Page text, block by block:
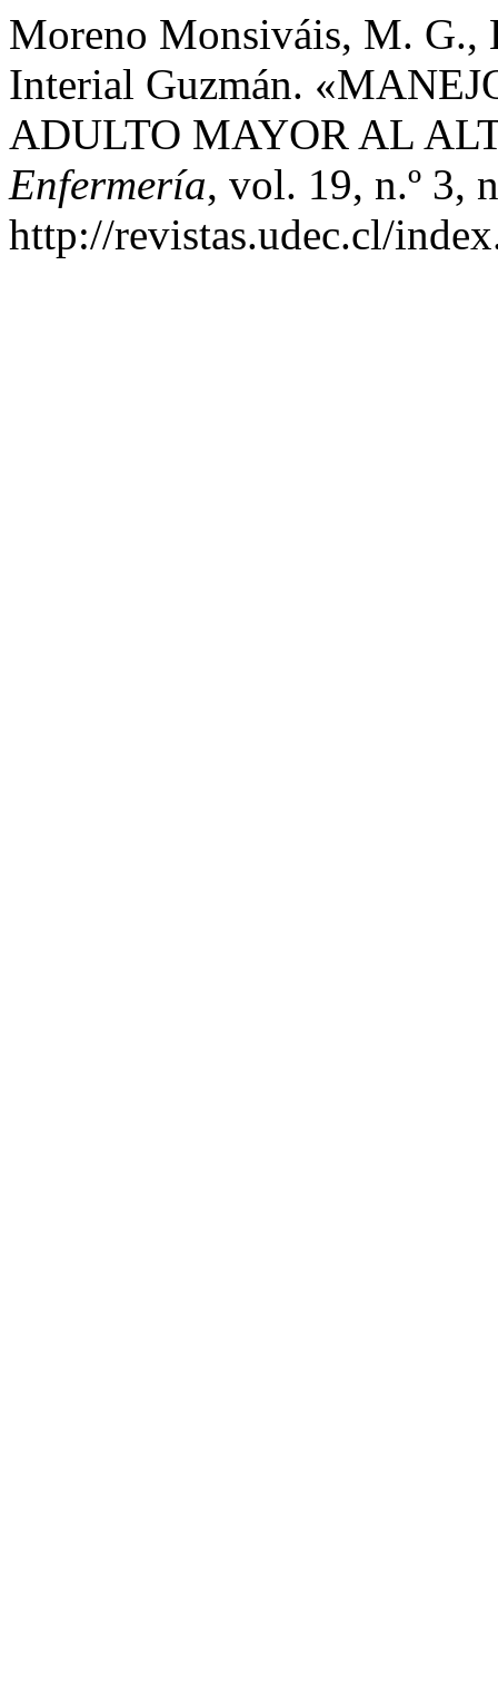
Moreno Monsiváis, M. G.,
Interial Guzmán.
ADULTO MAYOR AL
Enfermería, vol. 19, n.º 3,
http://revistas.udec.cl/